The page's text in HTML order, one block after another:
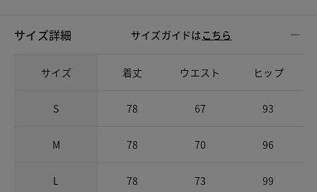
サイズ詳細 サイズガイドは こちら
サイズ 着丈 ウエスト ヒップ
S 78 67 93
M 78 70 96
L 78 73 99